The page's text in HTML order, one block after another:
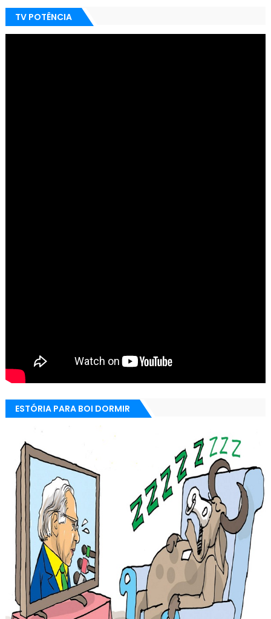
TV POTÊNCIA
ESTÓRIA PARA BOI DORMIR